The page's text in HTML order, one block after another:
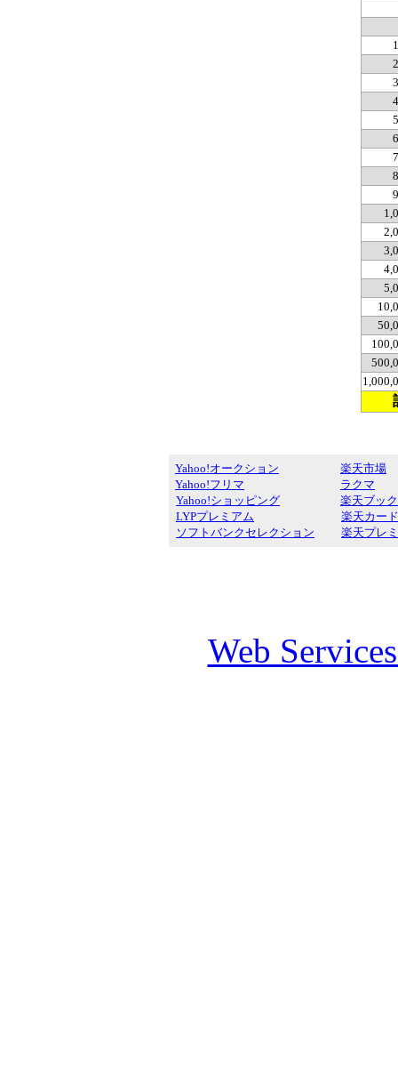
Yahoo!オークション
Yahoo!フリマ
Yahoo!ショッピング
LYPプレミアム
ソフトバンクセレクション
楽天市場
ラクマ
楽天ブッ
楽天カード
楽天プレ
Web